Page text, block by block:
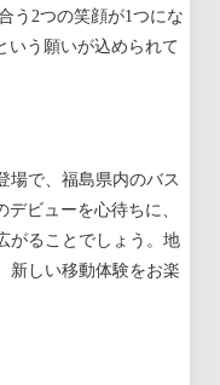
う2つの笑顔が1つにな
いう願いが込められて
場で、福島県内のバス
ビューを心待ちに、
がることでしょう。地
新しい移動体験をお楽